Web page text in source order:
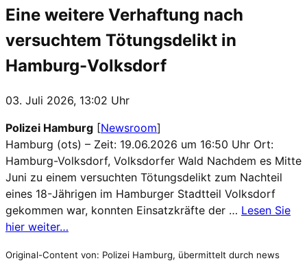
Eine weitere Verhaftung nach
versuchtem Tötungsdelikt in
Hamburg-Volksdorf
03. Juli 2026, 13:02 Uhr
Polizei Hamburg [Newsroom]
Hamburg (ots) – Zeit: 19.06.2026 um 16:50 Uhr Ort:
Hamburg-Volksdorf, Volksdorfer Wald Nachdem es Mitte
Juni zu einem versuchten Tötungsdelikt zum Nachteil
eines 18-Jährigen im Hamburger Stadtteil Volksdorf
gekommen war, konnten Einsatzkräfte der … Lesen Sie
hier weiter…
Original-Content von: Polizei Hamburg, übermittelt durch news